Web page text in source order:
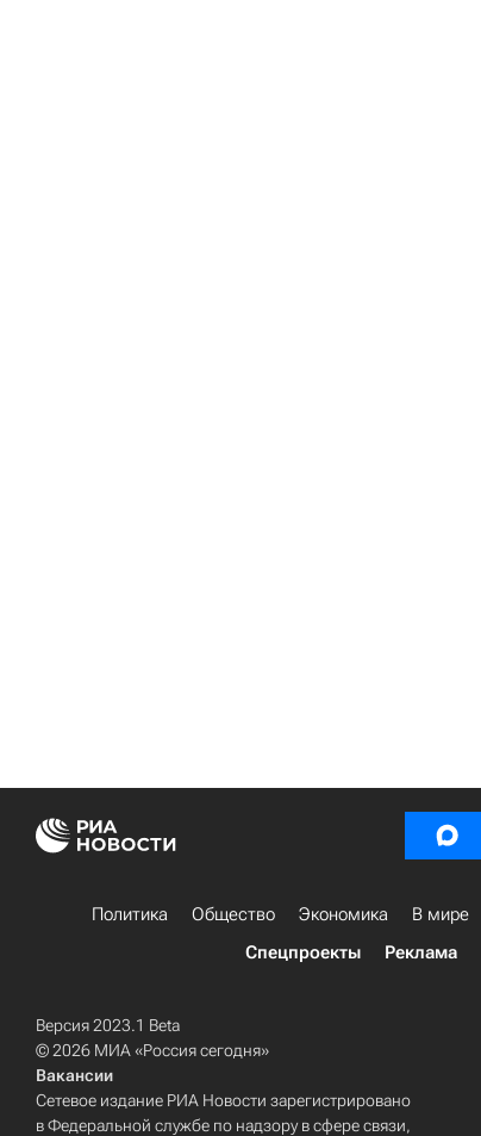
Политика Общество Экономика В мире
Спецпроекты
Реклама
Версия 2023.1 Beta
© 2026 МИА «Россия сегодня»
Вакансии
Сетевое издание РИА Новости зарегистрировано
в Федеральной службе по надзору в сфере связи,